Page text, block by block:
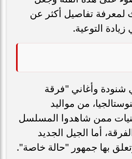
لمعرفة تفاصيل أكثر عن
التوعية.
وأغاني "فرقة
من مواليد
ممن شاهدوا المسلسل
أما الجيل الجديد
بها جمهور "حالة خاصة".